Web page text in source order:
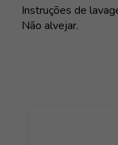
Instruções de
Não alvejar.